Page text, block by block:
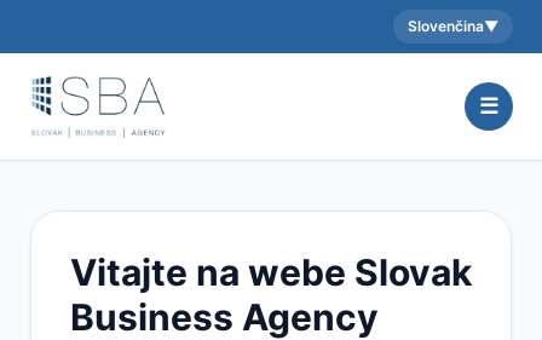
Aktuálny jazyk:
Slovenčina▼
☰
Vitajte na webe Slovak
Business Agency